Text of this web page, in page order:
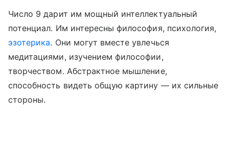
Число 9 дарит им мощный интеллектуальный
потенциал. Им интересны философия, психология,
эзотерика. Они могут вместе увлечься
медитациями, изучением философии,
творчеством. Абстрактное мышление,
способность видеть общую картину — их сильные
стороны.